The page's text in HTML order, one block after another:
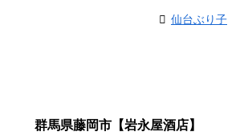
仙台ぶり子
群馬県藤岡市【岩永屋酒店】